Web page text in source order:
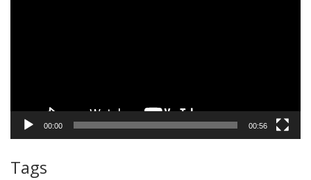
00:00 00:56
Tags